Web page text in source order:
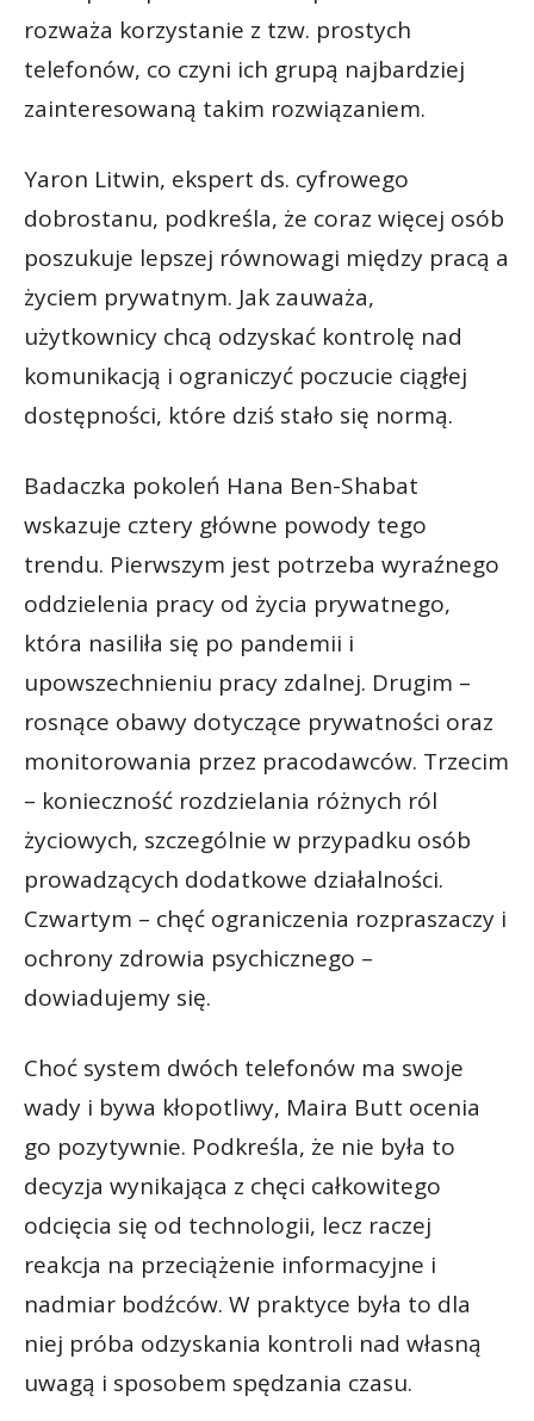
rozważa korzystanie z tzw. prostych
telefonów, co czyni ich grupą najbardziej
zainteresowaną takim rozwiązaniem.
Yaron Litwin, ekspert ds. cyfrowego
dobrostanu, podkreśla, że coraz więcej osób
poszukuje lepszej równowagi między pracą a
życiem prywatnym. Jak zauważa,
użytkownicy chcą odzyskać kontrolę nad
komunikacją i ograniczyć poczucie ciągłej
dostępności, które dziś stało się normą.
Badaczka pokoleń Hana Ben-Shabat
wskazuje cztery główne powody tego
trendu. Pierwszym jest potrzeba wyraźnego
oddzielenia pracy od życia prywatnego,
która nasiliła się po pandemii i
upowszechnieniu pracy zdalnej. Drugim –
rosnące obawy dotyczące prywatności oraz
monitorowania przez pracodawców. Trzecim
– konieczność rozdzielania różnych ról
życiowych, szczególnie w przypadku osób
prowadzących dodatkowe działalności.
Czwartym – chęć ograniczenia rozpraszaczy i
ochrony zdrowia psychicznego –
dowiadujemy się.
Choć system dwóch telefonów ma swoje
wady i bywa kłopotliwy, Maira Butt ocenia
go pozytywnie. Podkreśla, że nie była to
decyzja wynikająca z chęci całkowitego
odcięcia się od technologii, lecz raczej
reakcja na przeciążenie informacyjne i
nadmiar bodźców. W praktyce była to dla
niej próba odzyskania kontroli nad własną
uwagą i sposobem spędzania czasu.